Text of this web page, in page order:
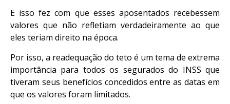
E isso fez com que esses aposentados recebessem
valores que não refletiam verdadeiramente ao que
eles teriam direito na época.
Por isso, a readequação do teto é um tema de extrema
importância para todos os segurados do INSS que
tiveram seus benefícios concedidos entre as datas em
que os valores foram limitados.